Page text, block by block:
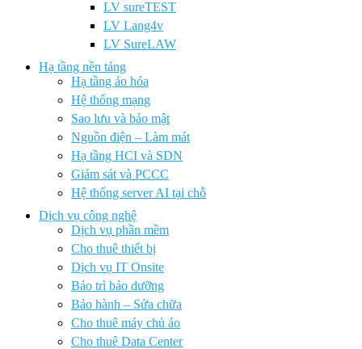
LV sureTEST
LV Lang4v
LV SureLAW
Hạ tầng nền tảng
Hạ tầng ảo hóa
Hệ thống mạng
Sao lưu và bảo mật
Nguồn điện – Làm mát
Hạ tầng HCI và SDN
Giám sát và PCCC
Hệ thống server AI tại chỗ
Dịch vụ công nghệ
Dịch vụ phần mềm
Cho thuê thiết bị
Dịch vụ IT Onsite
Bảo trì bảo dưỡng
Bảo hành – Sửa chữa
Cho thuê máy chủ ảo
Cho thuê Data Center